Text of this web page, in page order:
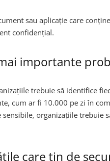
sau aplicație care
confidențial.
importante
trebuie să identifice
cum ar fi 10.000 pe zi în
organizațiile
care țin de